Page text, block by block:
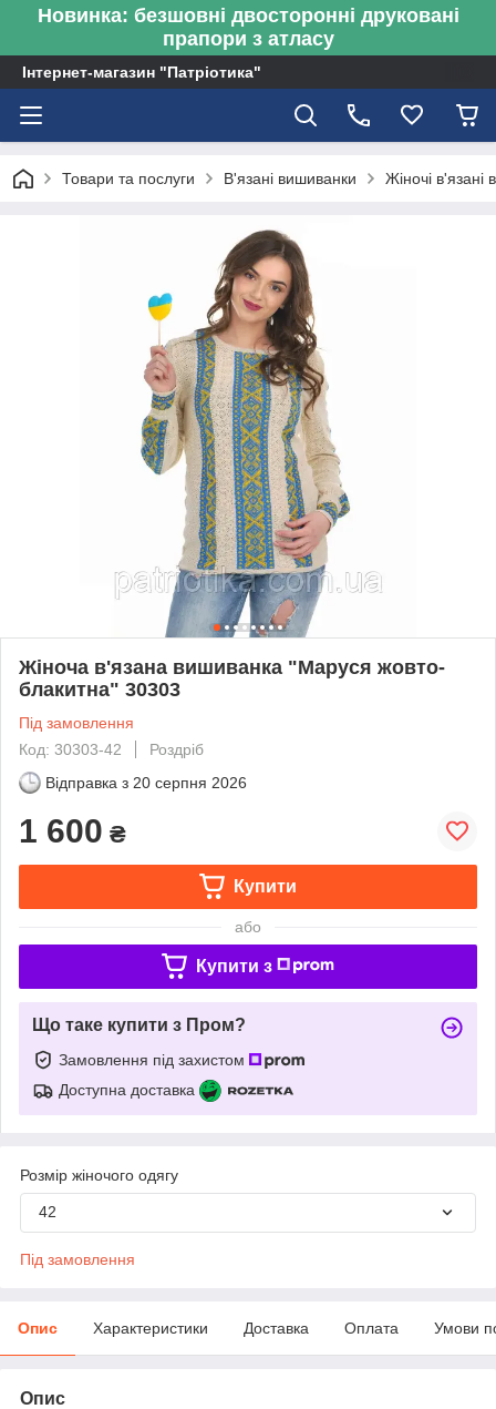
Новинка: безшовні двосторонні друковані
прапори з атласу
Інтернет-магазин "Патріотика"
Товари та послуги В'язані вишиванки Жіночі в'язані
Жіноча в'язана вишиванка "Маруся жовто-
блакитна" 30303
Під замовлення
Код: 30303-42
Роздріб
Відправка з 20 серпня 2026
1 600 ₴
Купити
або
Купити з
Що таке купити з Пром?
Замовлення під захистом
Доступна доставка
Розмір жіночого одягу
42
Під замовлення
Опис Характеристики Доставка Оплата Умови
Опис